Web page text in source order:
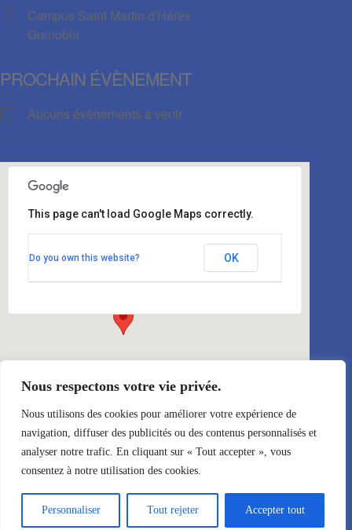
Nous respectons votre vie privée.
Nous utilisons des cookies pour améliorer votre expérience de
navigation, diffuser des publicités ou des contenus personnalisés et
analyser notre trafic. En cliquant sur « Tout accepter », vous
consentez à notre utilisation des cookies.
Personnaliser Tout rejeter Accepter tout
Campus Saint Martin d'Hérès
Grenoble
PROCHAIN ÉVÈNEMENT
Aucuns évènements à venir
Amphitéâtre G
Campus Saint Martin d'Hérès - Grenoble
This page can't load Google Maps correctly.
Do you own this website? OK
Évènements à venir
<li>No events in this location</li>